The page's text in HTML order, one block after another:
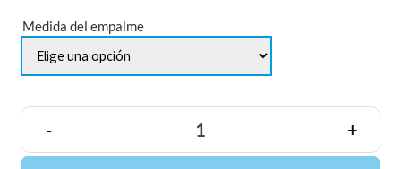
Medida del empalme
- +